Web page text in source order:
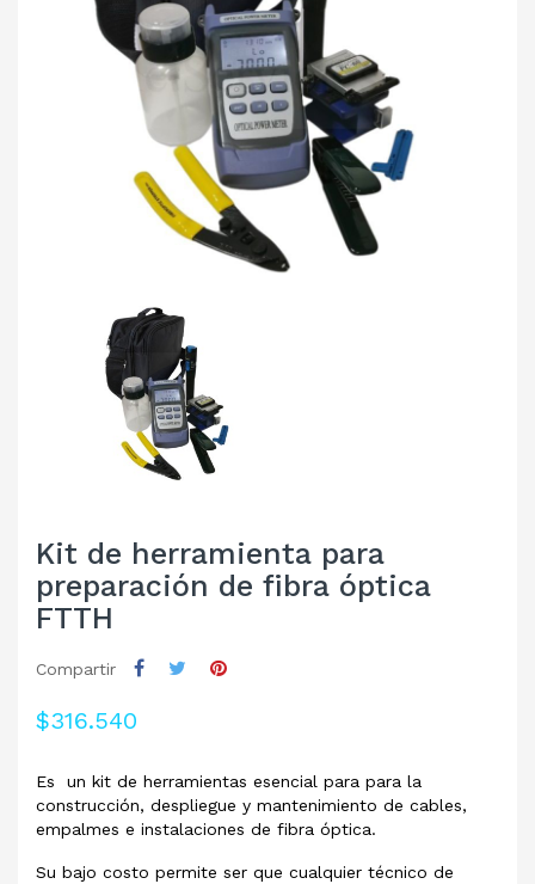
Kit de herramienta para
preparación de fibra óptica
FTTH
Compartir
$316.540
Es un kit de herramientas esencial para para la
construcción, despliegue y mantenimiento de cables,
empalmes e instalaciones de fibra óptica.
Su bajo costo permite ser que cualquier técnico de